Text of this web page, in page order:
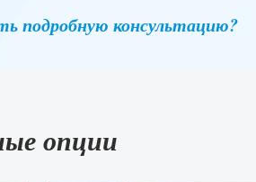
подробную консультацию?
опции